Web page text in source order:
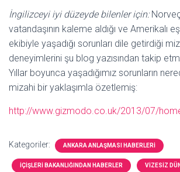
İngilizceyi iyi düzeyde bilenler için:Norveç
vatandaşının kaleme aldığı ve Amerikalı
ekibiyle yaşadığı sorunları dile getirdiği
deneyimlerini şu blog yazısından takip
Yıllar boyunca yaşadığımız sorunların
mizahi bir yaklaşımla özetlemiş:
http://www.gizmodo.co.uk/2013/07/
Kategoriler: ANKARA ANLAŞMASI HABERLERI
İÇIŞLERI BAKANLIĞINDAN HABERLER VIZESIZ